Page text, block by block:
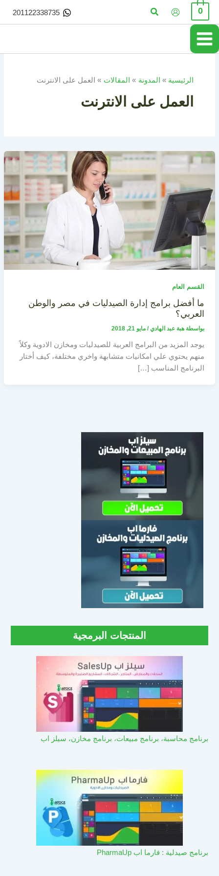
تخطي
المحتوى
0 البحث 201122338735
الرئيسية المدونة المقالات العمل على الانترنت
العمل على الانترنت
القسم العام
ما أفضل برامج إدارة الصيدليات في مصر والوطن
العربي؟
بواسطة هبة عبد الهادي/ مايو 21, 2018
يوجد المزيد من البرامج العربية للصيدليات ومخازن الادوية وكلاً
منهم يحتوي علي امكانيات متشابهة واخري مختلفة، كيف أختار
البرنامج المناسب […]
المنتجات البرمجية
برنامج محاسبة، برنامج مبيعات، برنامج مخازن، سيلز اب
برنامج صيدلية : فارما اب PharmaUp​